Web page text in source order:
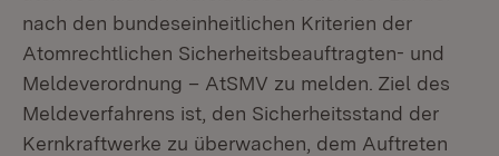
nach den bundeseinheitlichen Kriterien der
Atomrechtlichen Sicherheitsbeauftragten- und
Meldeverordnung – AtSMV zu melden. Ziel des
Meldeverfahrens ist, den Sicherheitsstand der
Kernkraftwerke zu überwachen, dem Auftreten